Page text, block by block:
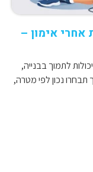
אימון –
לתמוך בבנייה,
נכון לפי מטרה,